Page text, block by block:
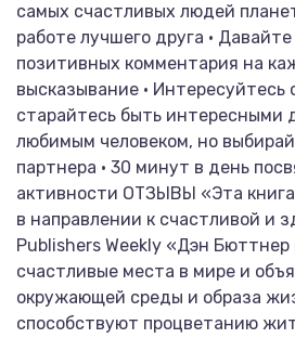
самых счастливых людей
работе лучшего друга •
позитивных комментария на
высказывание •
старайтесь быть интересными
любимым человеком, но
партнера • 30 минут в день
активности ОТЗЫВЫ «Эта
в направлении к счастливой и
Publishers Weekly «Дэн
счастливые места в мире и
окружающей среды и образа
способствуют процветанию